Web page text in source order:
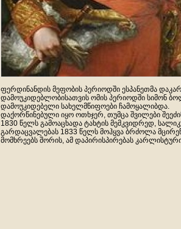
ფერდინანდის მეფობის პერიოდში ესპანეთმა
დამოუკიდებლობისათვის ომის პერიოდში სიმონ
დამოუკიდებელი სახელმწიფოები ჩამოყალიბდა.
დაქორწინებული იყო ოთხჯერ, თუმცა შვილები
1830 წელს გამოაცხადა ტახტის მემკვიდრედ,
გარდაცვალებას 1833 წელს მოჰყვა ბრძოლა
მომხრეებს შორის, ამ დაპირისპირებას